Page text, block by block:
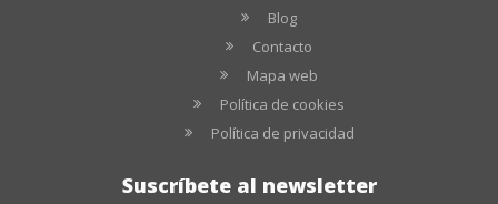
Blog
Contacto
Mapa web
Política de cookies
Política de privacidad
Suscríbete al newsletter